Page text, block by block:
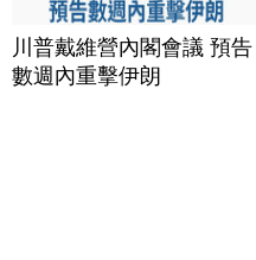
川普戴維營內閣會議 預告
數週內重擊伊朗